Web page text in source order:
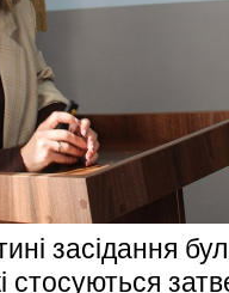
засідання
стосуються